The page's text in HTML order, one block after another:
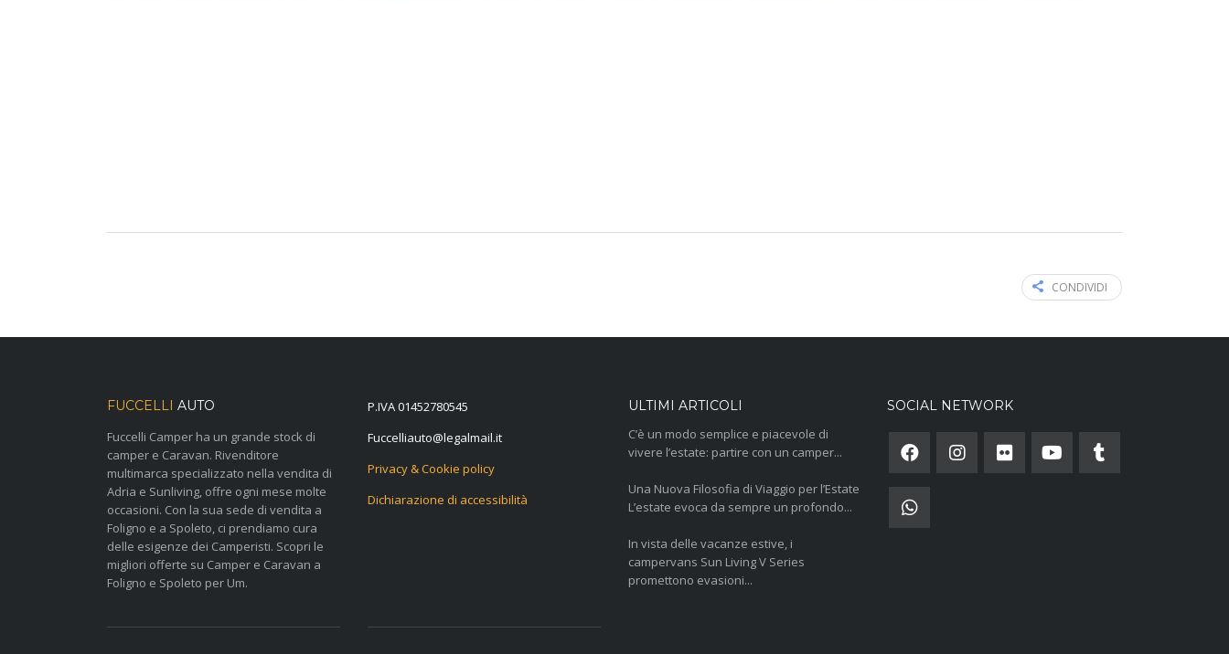
CONDIVIDI
FUCCELLI AUTO
Fuccelli Camper ha un grande stock di
camper e Caravan. Rivenditore
multimarca specializzato nella vendita di
Adria e Sunliving, offre ogni mese molte
occasioni. Con la sua sede di vendita a
Foligno e a Spoleto, ci prendiamo cura
delle esigenze dei Camperisti. Scopri le
migliori offerte su Camper e Caravan a
Foligno e Spoleto per Um.
P.IVA 01452780545
ti.liamlagel
@otuailleccuF
Privacy & Cookie policy
Dichiarazione di accessibilità
ULTIMI ARTICOLI
C’è un modo semplice e piacevole di
vivere l’estate: partire con un camper...
Una Nuova Filosofia di Viaggio per l’Estate
L’estate evoca da sempre un profondo...
In vista delle vacanze estive, i
campervans Sun Living V Series
promettono evasioni...
SOCIAL NETWORK